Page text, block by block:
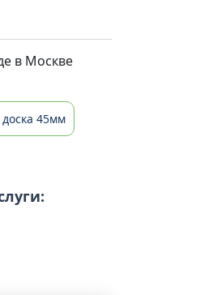
в Москве
45мм